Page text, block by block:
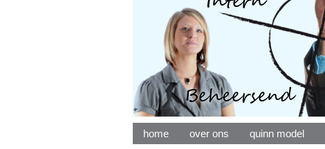
home over ons quinn model